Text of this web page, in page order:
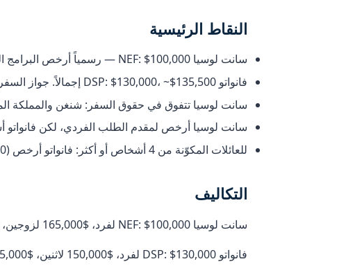
النقاط الرئيسية
سانت لوسيا NEF: $100,000 — رسمياً أرخص البرامج الكاريبية. التكلفة الإجمالية الفعلية: ~$115,000–$120,000 شاملاً العناية الواجبة والرسوم القانونية.
فانواتو DSP: $130,000، ~$135,500 إجمالاً. جواز السفر في 45–60 يوماً — أسرع بمرتين إلى ثلاث مرات.
سانت لوسيا تتفوق في حقوق السفر: شنغن والمملكة المتحدة وحوالي 145 وجهة
سانت لوسيا أرخص لمقدم الطلب الفردي، لكن فانواتو
للعائلات المكوّنة من 4 أشخاص أو أكثر: فانواتو أرخص (NEF $190,000 + رسوم مقابل DSP $180,000 + رسوم).
التكاليف
سانت لوسيا NEF: $100,000 لفرد، $165,000 لزوجين، $190,000 لـ3–4 أفراد. رسوم العناية الواجبة $7,500–$8,000 للبالغ. التكلفة الإجمالية لفرد: ~$115,000.
فانواتو DSP: $130,000 لفرد، $150,000 لاثنين، $165,000 لثلاثة، $180,000 لأربعة. التكلفة الإجمالية لفرد: ~$135,500.